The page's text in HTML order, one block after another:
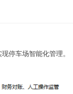
停车场智能化管理。